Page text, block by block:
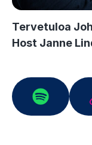
Tervetuloa
Host Janne